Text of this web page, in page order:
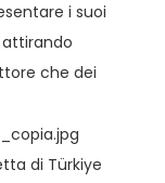
i suoi
che dei
di Türkiye